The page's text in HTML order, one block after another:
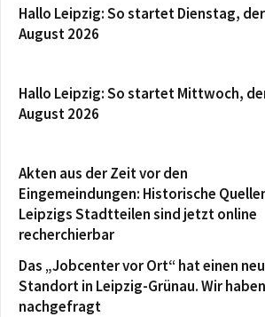
Hallo Leipzig: So startet Dienstag,
August 2026
Hallo Leipzig: So startet Mittwoch,
August 2026
Akten aus der Zeit vor den
Eingemeindungen: Historische
Leipzigs Stadtteilen sind jetzt online
recherchierbar
Das „Jobcenter vor Ort“ hat einen
Standort in Leipzig-Grünau. Wir haben
nachgefragt